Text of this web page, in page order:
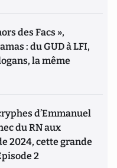
des Facs »,
: du GUD à LFI,
la même
d’Emmanuel
du RN aux
2024, cette grande
2